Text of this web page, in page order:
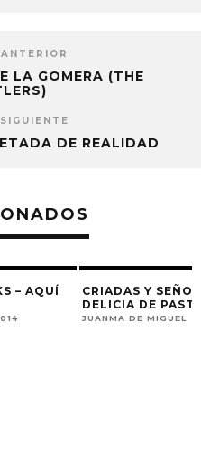
LA GOMERA (THE
DE REALIDAD
– AQUÍ
CRIADAS Y
DELICIA DE
JUANMA DE MIGUEL